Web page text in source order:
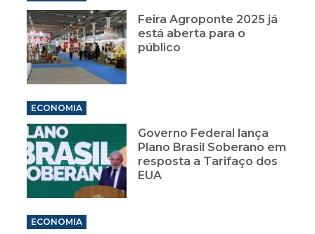
Feira Agroponte 2025 já
está aberta para o
público
ECONOMIA
Governo Federal lança
Plano Brasil Soberano em
resposta a Tarifaço dos
EUA
ECONOMIA